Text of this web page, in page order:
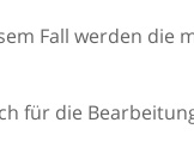
Fall werden die
für die